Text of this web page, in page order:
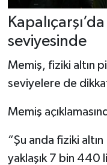
seviyesinde
Memiş, fiziki altın
seviyelere de
Memiş
“Şu anda fiziki altın
yaklaşık 7 bin 440